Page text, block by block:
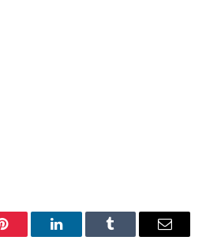
Pinterest LinkedInTumblr
E-